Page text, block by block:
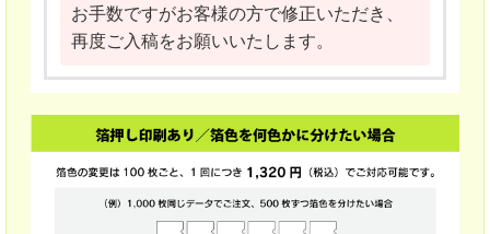
お手数ですがお客様の方で修正いただき、
再度ご入稿をお願いいたします。